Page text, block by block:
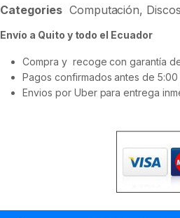
Categories Computación,
Envío a Quito y todo el Ecuador
Compra y recoge con garantía
Pagos confirmados antes de
Envios por Uber para entrega